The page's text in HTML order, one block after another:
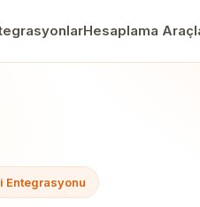
Hesaplama
Entegrasyonu